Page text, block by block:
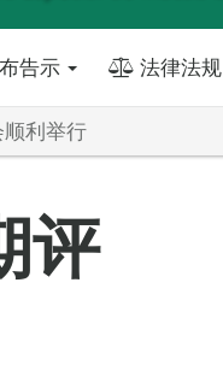
告示 法律法规
利举行
评